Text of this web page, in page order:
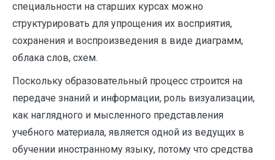
специальности на старших курсах можно
структурировать для упрощения их восприятия,
сохранения и воспроизведения в виде диаграмм,
облака слов, схем.
Поскольку образовательный процесс строится на
передаче знаний и информации, роль визуализации,
как наглядного и мысленного представления
учебного материала, является одной из ведущих в
обучении иностранному языку, потому что средства